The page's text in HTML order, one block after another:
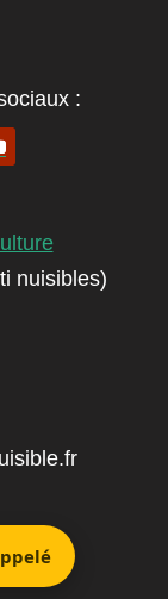
:
nuisibles)